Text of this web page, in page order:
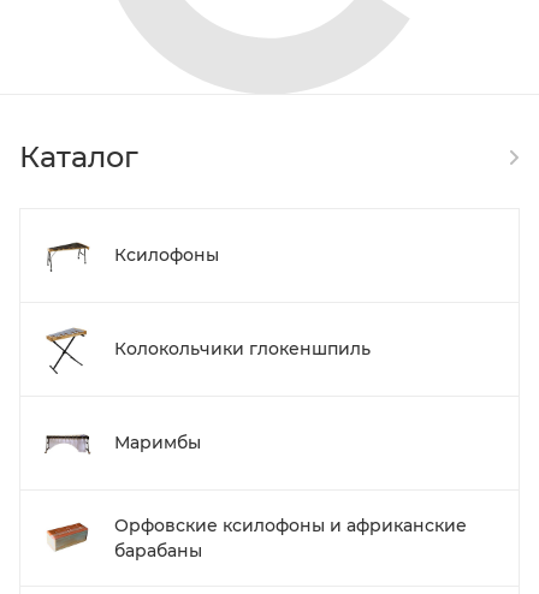
Каталог
Ксилофоны
Колокольчики глокеншпиль
Маримбы
Орфовские ксилофоны и африканские
барабаны